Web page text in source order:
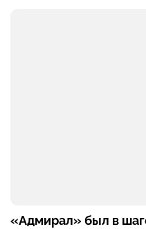
«Адмирал» был в